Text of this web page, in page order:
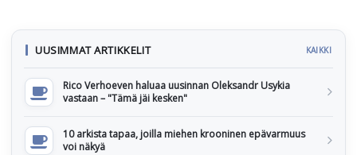
UUSIMMAT ARTIKKELIT KAIKKI
Rico Verhoeven haluaa uusinnan Oleksandr Usykia
vastaan – "Tämä jäi kesken"
10 arkista tapaa, joilla miehen krooninen epävarmuus
voi näkyä